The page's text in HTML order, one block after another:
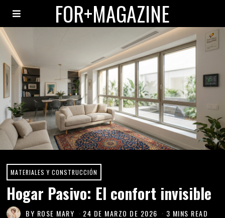
MATERIALES Y CONSTRUCCIÓN
Hogar Pasivo: El confort invisible
BY ROSE MARY 24 DE MARZO DE 2026 3 MINS READ
FOR+MAGAZINE